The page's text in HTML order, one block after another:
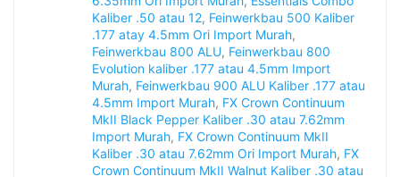
Kaliber .50 atau 12, Feinwerkbau 500 Kaliber
.177 atay 4.5mm Ori Import Murah,
Feinwerkbau 800 ALU, Feinwerkbau 800
Evolution kaliber .177 atau 4.5mm Import
Murah, Feinwerkbau 900 ALU Kaliber .177 atau
4.5mm Import Murah, FX Crown Continuum
MkII Black Pepper Kaliber .30 atau 7.62mm
Import Murah, FX Crown Continuum MkII
Kaliber .30 atau 7.62mm Ori Import Murah, FX
Crown Continuum MkII Walnut Kaliber .30 atau